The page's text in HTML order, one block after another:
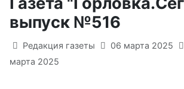
выпуск №516
Информация о материале
Редакция газеты 06 марта 2025
марта 2025